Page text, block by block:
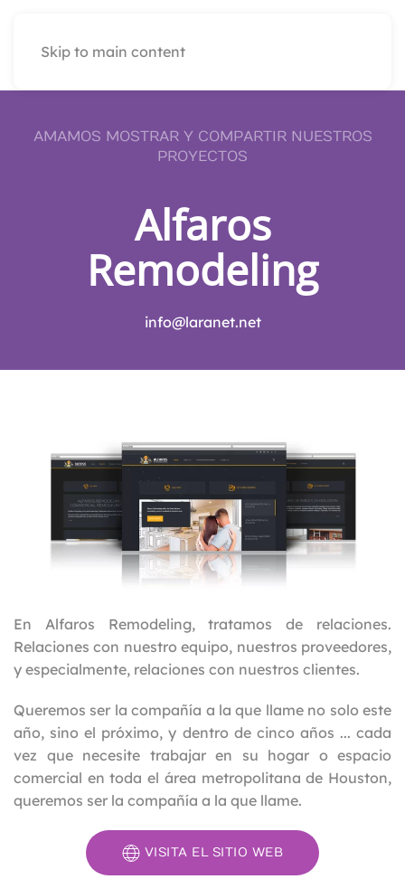
Skip to main content
AMAMOS MOSTRAR Y COMPARTIR NUESTROS
PROYECTOS
Alfaros
Remodeling
info@laranet.net
En Alfaros Remodeling, tratamos de relaciones.
Relaciones con nuestro equipo, nuestros proveedores,
y especialmente, relaciones con nuestros clientes.
Queremos ser la compañía a la que llame no solo este
año, sino el próximo, y dentro de cinco años ... cada
vez que necesite trabajar en su hogar o espacio
comercial en toda el área metropolitana de Houston,
queremos ser la compañía a la que llame.
VISITA EL SITIO WEB